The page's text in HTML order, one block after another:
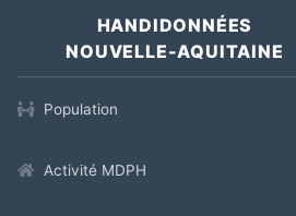
HANDIDONNÉES
NOUVELLE-AQUITAINE
Population
Activité MDPH